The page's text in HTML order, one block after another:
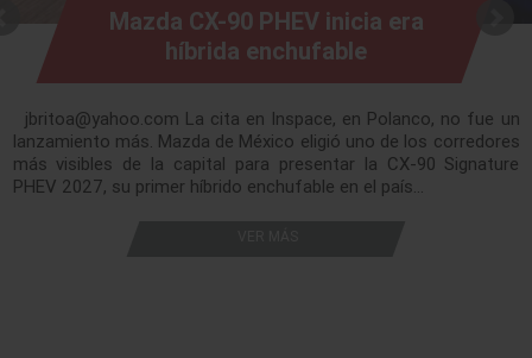
Mazda CX-90 PHEV inicia era
híbrida enchufable
jbritoa@yahoo.com La cita en Inspace, en Polanco, no fue un
lanzamiento más. Mazda de México eligió uno de los corredores
más visibles de la capital para presentar la CX-90 Signature
PHEV 2027, su primer híbrido enchufable en el país…